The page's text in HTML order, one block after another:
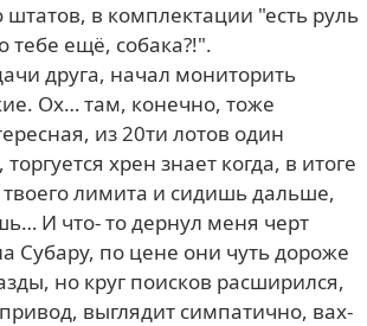
штатов, в комплектации "есть руль
тебе ещё, собака?!".
друга, начал мониторить
Ох… там, конечно, тоже
из 20ти лотов один
хрен знает когда, в итоге
лимита и сидишь дальше,
И что- то дернул меня черт
Субару, по цене они чуть дороже
но круг поисков расширился,
выглядит симпатично, вах-